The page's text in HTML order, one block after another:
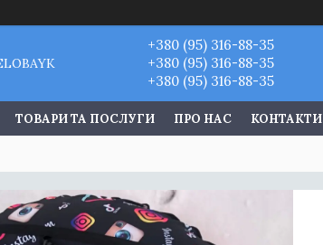
+380 (95) 316-88-35
+380 (95) 316-88-35
+380 (95) 316-88-35
ТОВАРИ ТА ПОСЛУГИ ПРО НАС КОНТАКТИ